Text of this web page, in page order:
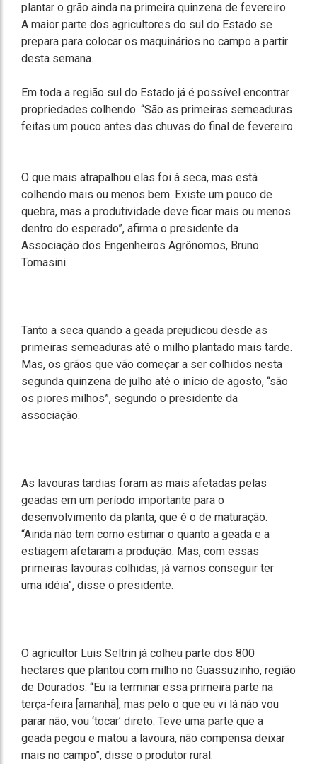
plantar o grão ainda na primeira quinzena de fevereiro.
A maior parte dos agricultores do sul do Estado se
prepara para colocar os maquinários no campo a partir
desta semana.
Em toda a região sul do Estado já é possível encontrar
propriedades colhendo. “São as primeiras semeaduras
feitas um pouco antes das chuvas do final de fevereiro.
O que mais atrapalhou elas foi à seca, mas está
colhendo mais ou menos bem. Existe um pouco de
quebra, mas a produtividade deve ficar mais ou menos
dentro do esperado”, afirma o presidente da
Associação dos Engenheiros Agrônomos, Bruno
Tomasini.
Tanto a seca quando a geada prejudicou desde as
primeiras semeaduras até o milho plantado mais tarde.
Mas, os grãos que vão começar a ser colhidos nesta
segunda quinzena de julho até o início de agosto, “são
os piores milhos”, segundo o presidente da
associação.
As lavouras tardias foram as mais afetadas pelas
geadas em um período importante para o
desenvolvimento da planta, que é o de maturação.
“Ainda não tem como estimar o quanto a geada e a
estiagem afetaram a produção. Mas, com essas
primeiras lavouras colhidas, já vamos conseguir ter
uma idéia”, disse o presidente.
O agricultor Luis Seltrin já colheu parte dos 800
hectares que plantou com milho no Guassuzinho, região
de Dourados. “Eu ia terminar essa primeira parte na
terça-feira [amanhã], mas pelo o que eu vi lá não vou
parar não, vou ‘tocar’ direto. Teve uma parte que a
geada pegou e matou a lavoura, não compensa deixar
mais no campo”, disse o produtor rural.